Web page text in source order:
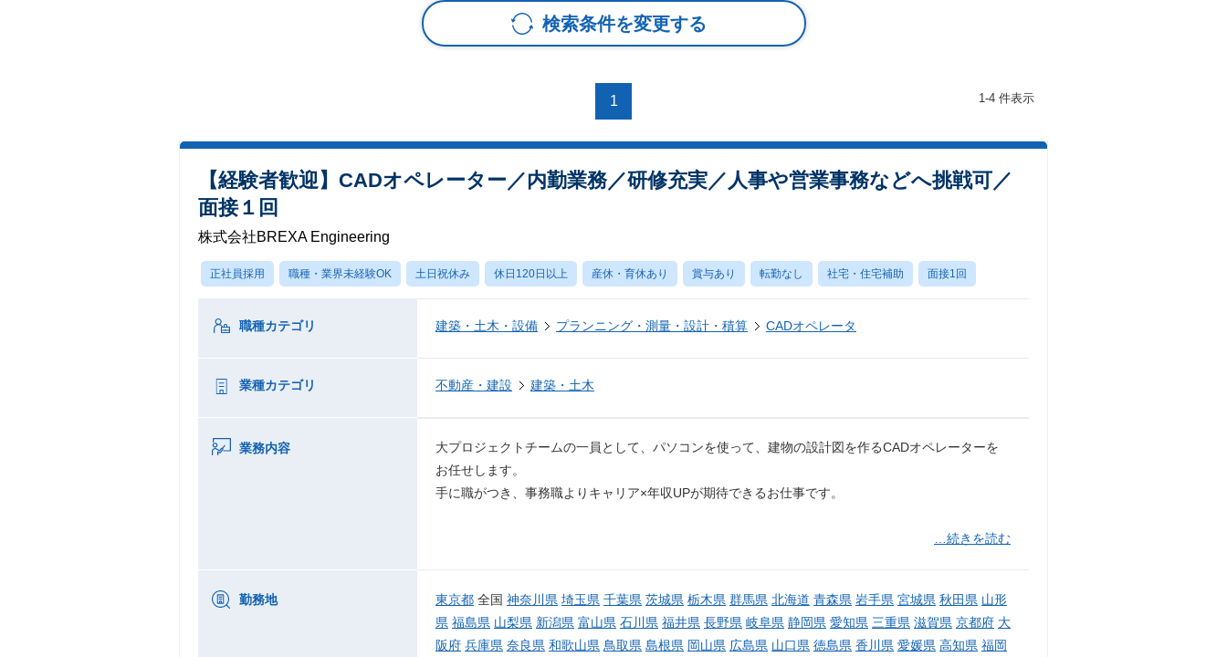
検索条件を変更する
1 1-4 件表示
【経験者歓迎】CADオペレーター／内勤業務／研修充実／人事や営業事務などへ挑戦可／
面接１回
株式会社BREXA Engineering
正社員採用 職種・業界未経験OK 土日祝休み 休日120日以上 産休・育休あり 賞与あり 転勤なし 社宅・住宅補助 面接1回
職種カテゴリ 建築・土木・設備 プランニング・測量・設計・積算 CADオペレータ
業種カテゴリ 不動産・建設 建築・土木
業務内容
大プロジェクトチームの一員として、パソコンを使って、建物の設計図を作るCADオペレーターを
お任せします。
手に職がつき、事務職よりキャリア×年収UPが期待できるお仕事です。
…続きを読む
勤務地 東京都 全国 神奈川県 埼玉県 千葉県 茨城県 栃木県 群馬県 北海道 青森県 岩手県 宮城県 秋田県 山形
県 福島県 山梨県 新潟県 富山県 石川県 福井県 長野県 岐阜県 静岡県 愛知県 三重県 滋賀県 京都府 大
阪府 兵庫県 奈良県 和歌山県 鳥取県 島根県 岡山県 広島県 山口県 徳島県 香川県 愛媛県 高知県 福岡